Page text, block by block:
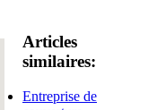
Articles
similaires:
Entreprise de